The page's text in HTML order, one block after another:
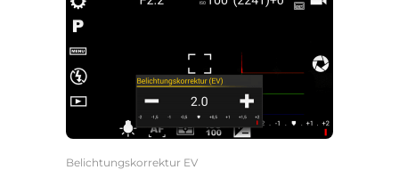
Belichtungskorrektur EV